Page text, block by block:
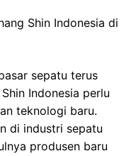
Shin Indonesia di
sepatu terus
Indonesia perlu
teknologi baru.
di industri sepatu
produsen baru